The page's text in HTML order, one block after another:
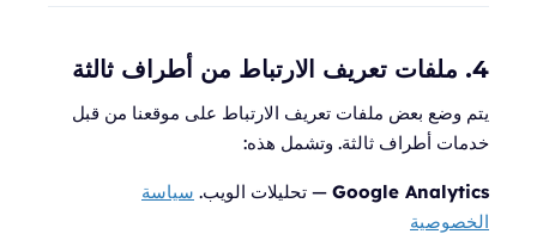
4. ملفات تعريف الارتباط من أطراف ثالثة
يتم وضع بعض ملفات تعريف الارتباط على موقعنا من قبل
خدمات أطراف ثالثة. وتشمل هذه:
Google Analytics — تحليلات الويب. سياسة
الخصوصية